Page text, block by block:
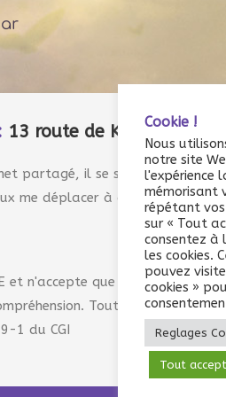
13 route de Kerné 56170
partagé, il se situe à l'étage et
me déplacer à domicile sur
et n'accepte que les règlements
Toute prestation
1 du CGI
Cookie !
Nous
notre site
l'expérience
mémorisant
répétant
sur « Tout
consentez à
les cookies.
pouvez
cookies »
Reglages
Tout